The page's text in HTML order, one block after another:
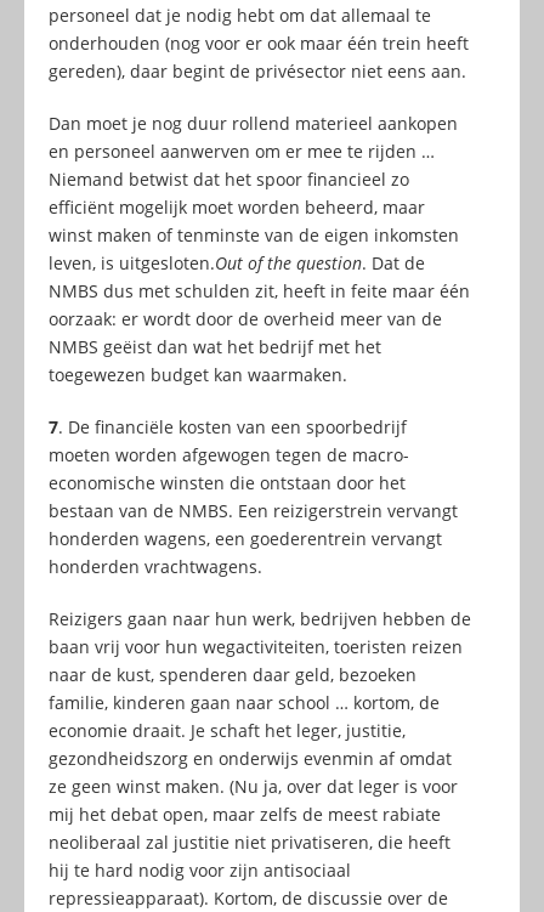
personeel dat je nodig hebt om dat allemaal te
onderhouden (nog voor er ook maar één trein heeft
gereden), daar begint de privésector niet eens aan.
Dan moet je nog duur rollend materieel aankopen
en personeel aanwerven om er mee te rijden …
Niemand betwist dat het spoor financieel zo
efficiënt mogelijk moet worden beheerd, maar
winst maken of tenminste van de eigen inkomsten
leven, is uitgesloten.Out of the question. Dat de
NMBS dus met schulden zit, heeft in feite maar één
oorzaak: er wordt door de overheid meer van de
NMBS geëist dan wat het bedrijf met het
toegewezen budget kan waarmaken.
7. De financiële kosten van een spoorbedrijf
moeten worden afgewogen tegen de macro-
economische winsten die ontstaan door het
bestaan van de NMBS. Een reizigerstrein vervangt
honderden wagens, een goederentrein vervangt
honderden vrachtwagens.
Reizigers gaan naar hun werk, bedrijven hebben de
baan vrij voor hun wegactiviteiten, toeristen reizen
naar de kust, spenderen daar geld, bezoeken
familie, kinderen gaan naar school … kortom, de
economie draait. Je schaft het leger, justitie,
gezondheidszorg en onderwijs evenmin af omdat
ze geen winst maken. (Nu ja, over dat leger is voor
mij het debat open, maar zelfs de meest rabiate
neoliberaal zal justitie niet privatiseren, die heeft
hij te hard nodig voor zijn antisociaal
repressieapparaat). Kortom, de discussie over de